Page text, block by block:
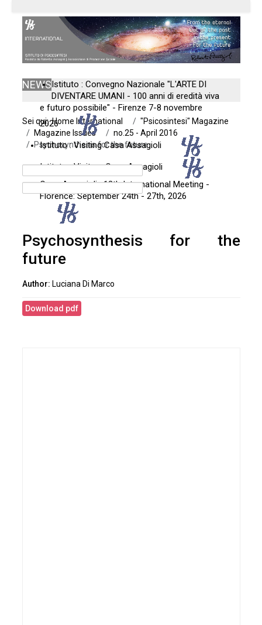
NEWSIstituto : Convegno Nazionale "L'ARTE DI
DIVENTARE UMANI - 100 anni di eredità viva
e futuro possibile" - Firenze 7-8 novembre
2026
Istituto : Visiting Casa Assagioli
Istituto : Visitare Casa Assagioli
Casa Assagioli : 12th International Meeting -
Florence: September 24th - 27th, 2026
Sei qui:Home International
"Psicosintesi" Magazine
Magazine Issues
no.25 - April 2016
Psychosynthesis for the future
Psychosynthesis for the
future
Luciana Di Marco
Download pdf